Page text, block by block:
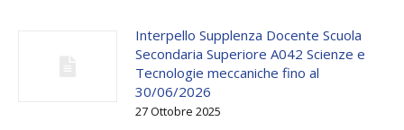
Interpello Supplenza Docente Scuola
Secondaria Superiore A042 Scienze e
Tecnologie meccaniche fino al
30/06/2026
27 Ottobre 2025